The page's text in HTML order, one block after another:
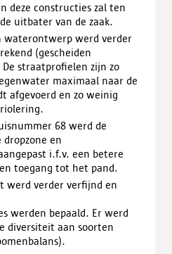
deze constructies zal ten
uitbater van de zaak.
waterontwerp werd verder
(gescheiden
straatprofielen zijn zo
maximaal naar de
afgevoerd en zo weinig
68 werd de
en
i.f.v. een betere
toegang tot het pand.
werd verder verfijnd en
werden bepaald. Er werd
diversiteit aan soorten